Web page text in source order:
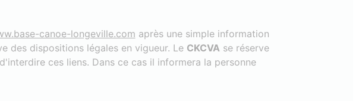
canoe-longeville.com après une simple information
des dispositions légales en vigueur. Le CKCVAse réserve
ces liens. Dans ce cas il informera la personne